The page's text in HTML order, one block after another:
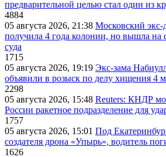
предварительной целью стал один из
4884
05 августа 2026, 21:38 Московский экс-
получила 4 года колонии, но вышла на
суда
1715
05 августа 2026, 19:19 Экс-зама
объявили в розыск по делу хищения 4
2298
05 августа 2026, 15:48 Reuters: КНДР
России ракетное подразделение для
1757
05 августа 2026, 15:01 Под
создателя дрона «Упырь», водитель
1626